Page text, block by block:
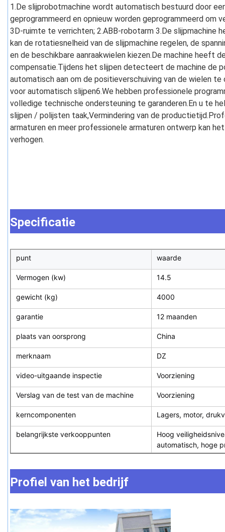
1.De slijprobotmachine wordt automatisch bestuurd door
geprogrammeerd en opnieuw worden geprogrammeerd om
3D-ruimte te verrichten; 2.ABB-robotarm 3.De slijpmachine
kan de rotatiesnelheid van de slijpmachine regelen, de
en de beschikbare aanraakwielen kiezen.De machine heeft
compensatie.Tijdens het slijpen detecteert de machine de
automatisch aan om de positieverschuiving van de wielen
voor automatisch slijpen6.We hebben professionele
volledige technische ondersteuning te garanderen.En u te
slijpen / polijsten taak,Vermindering van de
armaturen en meer professionele armaturen ontwerp kan
verhogen.
Specificatie
punt waarde
Vermogen (kw) 14.5
gewicht (kg) 4000
garantie 12 maanden
plaats van oorsprong China
merknaam DZ
video-uitgaande inspectie Voorziening
Verslag van de test van de machine Voorziening
kerncomponenten Lagers, motor,
belangrijkste verkooppunten
Hoog
automatisch, hoge
Profiel van het bedrijf